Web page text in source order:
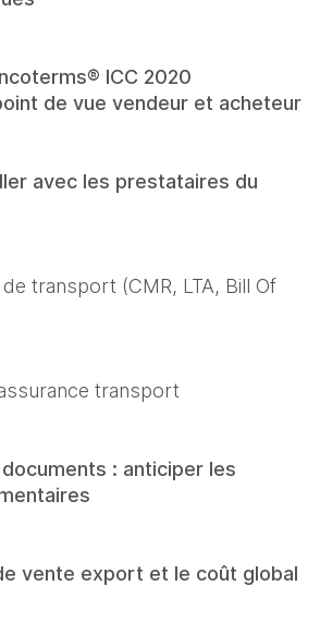
ICC 2020
de vue vendeur et acheteur
avec les prestataires du
transport (CMR, LTA, Bill Of
transport
: anticiper les
vente export et le coût global